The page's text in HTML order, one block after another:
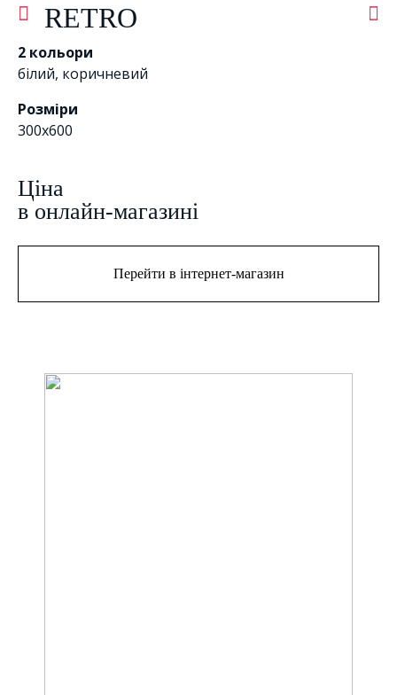
RETRO
2 кольори
білий, коричневий
Розміри
300x600
Цiна
в онлайн-магазині
Перейти в інтернет-магазин